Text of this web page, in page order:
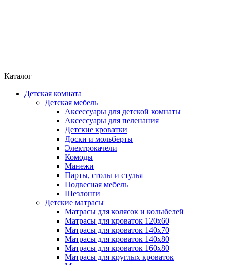
Каталог
Детская комната
Детская мебель
Аксессуары для детской комнаты
Аксессуары для пеленания
Детские кроватки
Доски и мольберты
Электрокачели
Комоды
Манежи
Парты, столы и стулья
Подвесная мебель
Шезлонги
Детские матрасы
Матрасы для колясок и колыбелей
Матрасы для кроваток 120х60
Матрасы для кроваток 140х70
Матрасы для кроваток 140х80
Матрасы для кроваток 160х80
Матрасы для круглых кроваток